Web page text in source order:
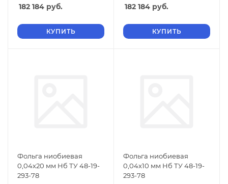
182 184 руб.
КУПИТЬ
182 184 руб.
КУПИТЬ
Фольга ниобиевая
0,04х20 мм Нб ТУ 48-19-
293-78
Фольга ниобиевая
0,04х10 мм Нб ТУ 48-19-
293-78